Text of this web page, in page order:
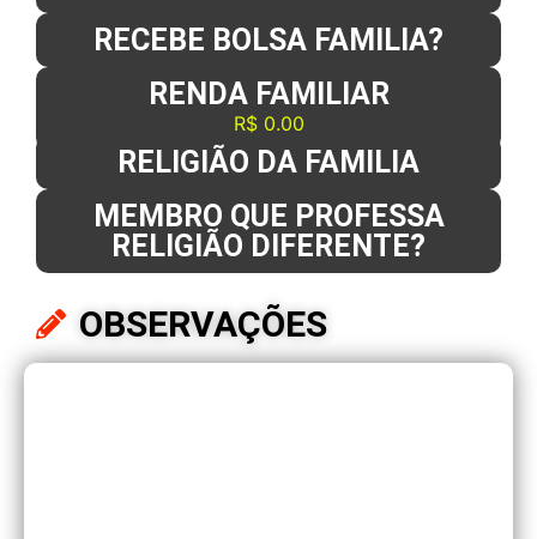
RECEBE BOLSA FAMILIA?
RENDA FAMILIAR
R$ 0.00
RELIGIÃO DA FAMILIA
MEMBRO QUE PROFESSA
RELIGIÃO DIFERENTE?
OBSERVAÇÕES